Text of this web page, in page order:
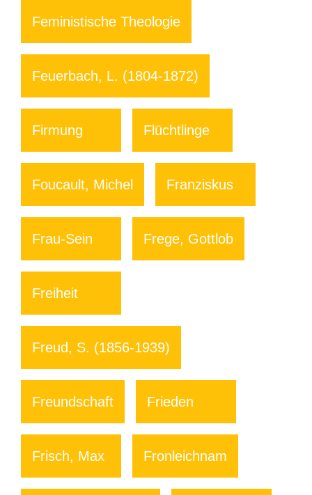
Feministische Theologie
Feuerbach, L. (1804-1872)
Firmung Flüchtlinge
Foucault, Michel Franziskus
Frau-Sein Frege, Gottlob
Freiheit
Freud, S. (1856-1939)
Freundschaft Frieden
Frisch, Max Fronleichnam